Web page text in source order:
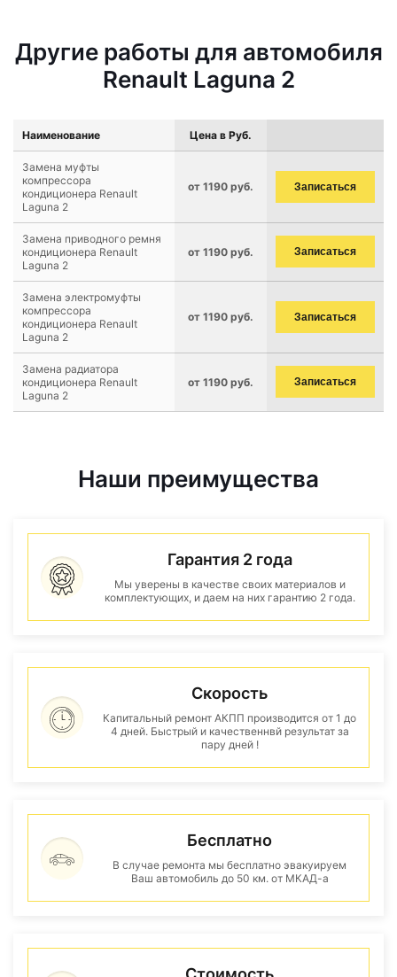
Другие работы для автомобиля
Renault Laguna 2
Наименование Цена в Руб.
Замена муфты
компрессора
кондиционера Renault
Laguna 2
от 1190 руб. Записаться
Замена приводного ремня
кондиционера Renault
Laguna 2
от 1190 руб. Записаться
Замена электромуфты
компрессора
кондиционера Renault
Laguna 2
от 1190 руб. Записаться
Замена радиатора
кондиционера Renault
Laguna 2
от 1190 руб. Записаться
Наши преимущества
Гарантия 2 года
Мы уверены в качестве своих материалов и
комплектующих, и даем на них гарантию 2 года.
Скорость
Капитальный ремонт АКПП производится от 1 до
4 дней. Быстрый и качественнвй результат за
пару дней !
Бесплатно
В случае ремонта мы бесплатно эвакуируем
Ваш автомобиль до 50 км. от МКАД-а